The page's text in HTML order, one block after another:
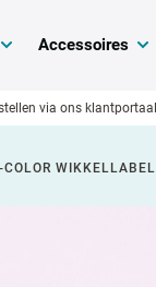
Accessoires
via ons klantportaal